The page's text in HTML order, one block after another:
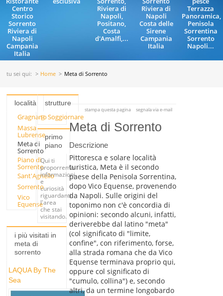
Centro
Storico
Sorrento
Riviera di
Napoli
Campania
Italia
Riviera di
Napoli,
Positano,
Costa
d'Amalfi,...
Riviera di
Napoli
Costa delle
Sirene
Campania
Italia
Terrazza
Panoramica,
Penisola
Sorrentina
Sorrento
Napoli...
tu sei qui: Home Meta di Sorrento
località
Gragnano
Massa
Lubrense
Meta di
Sorrento
Piano di
Sorrento
Sant'Agnello
Sorrento
Vico
Equense
strutture
Soggiornare
primo
piano
Qui ti
proporremo
informazioni
e
curiosità
riguardanti
l'area
che stai
visitando.
i più visitati in
meta di
sorrento
LAQUA By The
Sea
stampa questa pagina segnala via e-mail
Meta di Sorrento
Descrizione
Pittoresca e solare località
turistica, Meta è il secondo
paese della Penisola Sorrentina,
dopo Vico Equense, provenendo
da Napoli. Sulle origini del
toponimo non c'è concordia di
opinioni: secondo alcuni, infatti,
deriverebbe dal latino "meta"
(col significato di "limite,
confine", con riferimento, forse,
alla strada romana che da Vico
Equense terminava proprio qui,
oppure col significato di
"cumulo, collina") e, secondo
altri, da un termine longobardo